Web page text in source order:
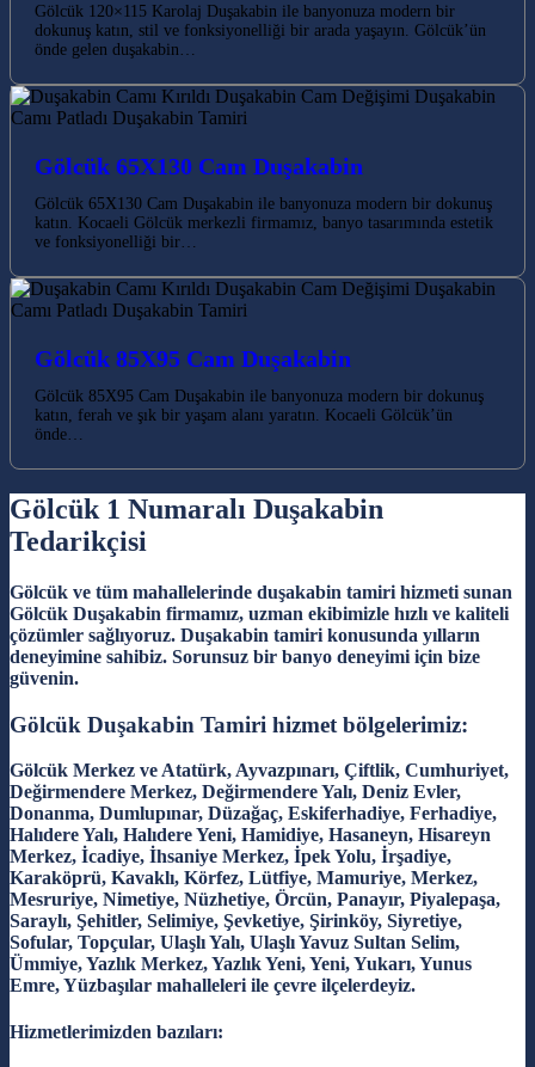
Gölcük 120×115 Karolaj Duşakabin ile banyonuza modern bir
dokunuş katın, stil ve fonksiyonelliği bir arada yaşayın. Gölcük’ün
önde gelen duşakabin…
Gölcük 65X130 Cam Duşakabin
Gölcük 65X130 Cam Duşakabin ile banyonuza modern bir dokunuş
katın. Kocaeli Gölcük merkezli firmamız, banyo tasarımında estetik
ve fonksiyonelliği bir…
Gölcük 85X95 Cam Duşakabin
Gölcük 85X95 Cam Duşakabin ile banyonuza modern bir dokunuş
katın, ferah ve şık bir yaşam alanı yaratın. Kocaeli Gölcük’ün
önde…
Gölcük 1 Numaralı Duşakabin
Tedarikçisi
Gölcük ve tüm mahallelerinde duşakabin tamiri hizmeti sunan
Gölcük Duşakabin firmamız, uzman ekibimizle hızlı ve kaliteli
çözümler sağlıyoruz. Duşakabin tamiri konusunda yılların
deneyimine sahibiz. Sorunsuz bir banyo deneyimi için bize
güvenin.
Gölcük Duşakabin Tamiri hizmet bölgelerimiz:
Gölcük Merkez ve Atatürk, Ayvazpınarı, Çiftlik, Cumhuriyet,
Değirmendere Merkez, Değirmendere Yalı, Deniz Evler,
Donanma, Dumlupınar, Düzağaç, Eskiferhadiye, Ferhadiye,
Halıdere Yalı, Halıdere Yeni, Hamidiye, Hasaneyn, Hisareyn
Merkez, İcadiye, İhsaniye Merkez, İpek Yolu, İrşadiye,
Karaköprü, Kavaklı, Körfez, Lütfiye, Mamuriye, Merkez,
Mesruriye, Nimetiye, Nüzhetiye, Örcün, Panayır, Piyalepaşa,
Saraylı, Şehitler, Selimiye, Şevketiye, Şirinköy, Siyretiye,
Sofular, Topçular, Ulaşlı Yalı, Ulaşlı Yavuz Sultan Selim,
Ümmiye, Yazlık Merkez, Yazlık Yeni, Yeni, Yukarı, Yunus
Emre, Yüzbaşılar mahalleleri ile çevre ilçelerdeyiz.
Hizmetlerimizden bazıları: